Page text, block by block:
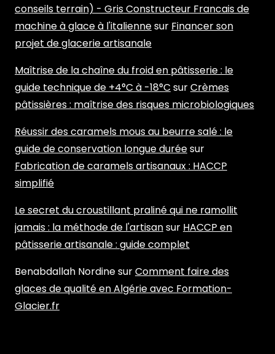
conseils terrain) - Gris Constructeur Francais de
machine à glace à l'italiennesur Financer son
projet de glacerie artisanale
Maîtrise de la chaîne du froid en pâtisserie : le
guide technique de +4°C à -18°C surCrèmes
pâtissières : maîtrise des risques microbiologiques
Réussir des caramels mous au beurre salé : le
guide de conservation longue duréesur
Fabrication de caramels artisanaux : HACCP
simplifié
Le secret du croustillant praliné qui ne ramollit
jamais : la méthode de l'artisansur HACCP en
pâtisserie artisanale : guide complet
Benabdallah NordinesurComment faire des
glaces de qualité en Algérie avec Formation-
Glacier.fr